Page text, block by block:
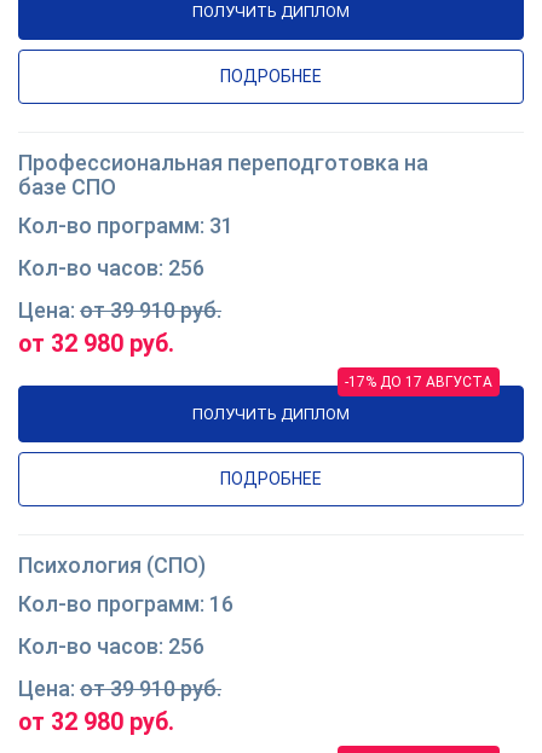
ПОЛУЧИТЬ ДИПЛОМ
ПОДРОБНЕЕ
Профессиональная переподготовка на
базе СПО
31
256
от 39 910 руб.
от 32 980 руб.
ПОЛУЧИТЬ ДИПЛОМ
-17% ДО 17 АВГУСТА
ПОДРОБНЕЕ
Психология (СПО)
16
256
от 39 910 руб.
от 32 980 руб.